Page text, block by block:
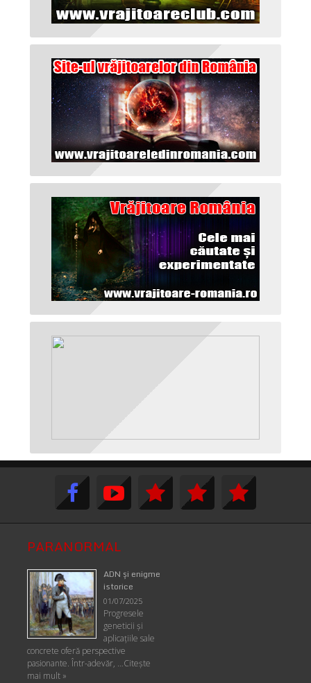
PARANORMAL
ADN şi enigme
istorice
01/07/2025
Progresele
geneticii şi
aplicaţiile sale
concrete oferă perspective
pasionante. Într-adevăr, …Citește
mai mult »